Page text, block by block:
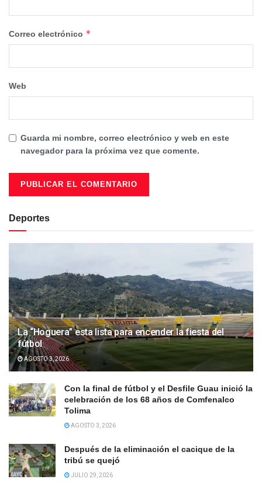
Correo electrónico *
Web
Guarda mi nombre, correo electrónico y web en este
navegador para la próxima vez que comente.
Deportes
La “Hoguera” esta lista para encender la fiesta del
fútbol
AGOSTO 3, 2026
Con la final de fútbol y el Desfile Guau inició la
celebración de los 68 años de Comfenalco
Tolima
AGOSTO 3, 2026
Después de la eliminación el cacique de la
tribú se quejó
JULIO 29, 2026